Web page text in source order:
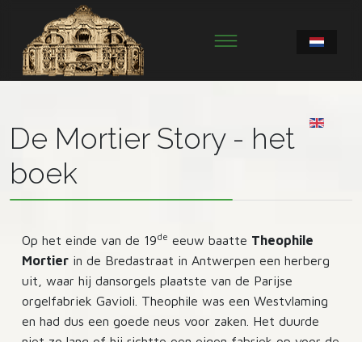
De Mortier Story - het
boek
Op het einde van de 19de eeuw baatte Theophile
Mortier in de Bredastraat in Antwerpen een herberg
uit, waar hij dansorgels plaatste van de Parijse
orgelfabriek Gavioli. Theophile was een Westvlaming
en had dus een goede neus voor zaken. Het duurde